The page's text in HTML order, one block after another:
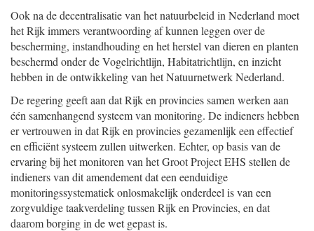
Ook na de decentralisatie van het natuurbeleid in Nederland moet
het Rijk immers verantwoording af kunnen leggen over de
bescherming, instandhouding en het herstel van dieren en planten
beschermd onder de Vogelrichtlijn, Habitatrichtlijn, en inzicht
hebben in de ontwikkeling van het Natuurnetwerk Nederland.
De regering geeft aan dat Rijk en provincies samen werken aan
één samenhangend systeem van monitoring. De indieners hebben
er vertrouwen in dat Rijk en provincies gezamenlijk een effectief
en efficiënt systeem zullen uitwerken. Echter, op basis van de
ervaring bij het monitoren van het Groot Project EHS stellen de
indieners van dit amendement dat een eenduidige
monitoringssystematiek onlosmakelijkonderdeel is van een
zorgvuldige taakverdeling tussen Rijk en Provincies, en dat
daarom borging in de wet gepast is.